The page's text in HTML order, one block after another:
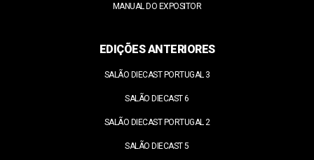
MANUAL DO EXPOSITOR
EDIÇÕES ANTERIORES
SALÃO DIECAST PORTUGAL 3
SALÃO DIECAST 6
SALÃO DIECAST PORTUGAL 2
SALÃO DIECAST 5